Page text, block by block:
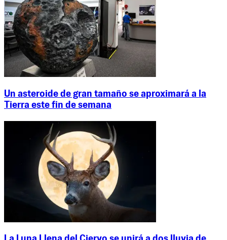
Un asteroide de gran tamaño se aproximará a la
Tierra este fin de semana